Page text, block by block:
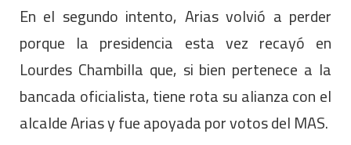
En el segundo intento, Arias volvió a perder
porque la presidencia esta vez recayó en
Lourdes Chambilla que, si bien pertenece a la
bancada oficialista, tiene rota su alianza con el
alcalde Arias y fue apoyada por votos del MAS.